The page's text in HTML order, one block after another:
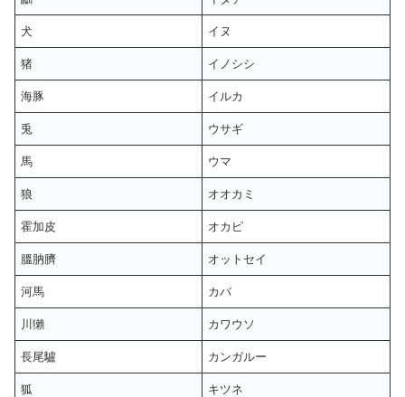
犬 イヌ
猪 イノシシ
海豚 イルカ
兎 ウサギ
馬 ウマ
狼 オオカミ
霍加皮 オカピ
膃肭臍 オットセイ
河馬 カバ
川獺 カワウソ
長尾驢 カンガルー
狐 キツネ